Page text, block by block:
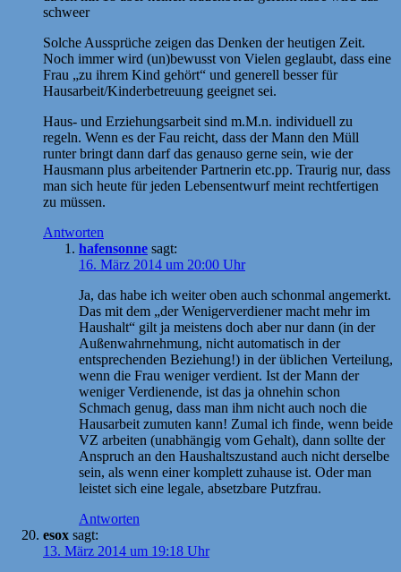
schweer
Solche Aussprüche zeigen das Denken der heutigen Zeit.
Noch immer wird (un)bewusst von Vielen geglaubt, dass eine
Frau „zu ihrem Kind gehört“ und generell besser für
Hausarbeit/Kinderbetreuung geeignet sei.
Haus- und Erziehungsarbeit sind m.M.n. individuell zu
regeln. Wenn es der Fau reicht, dass der Mann den Müll
runter bringt dann darf das genauso gerne sein, wie der
Hausmann plus arbeitender Partnerin etc.pp. Traurig nur, dass
man sich heute für jeden Lebensentwurf meint rechtfertigen
zu müssen.
Antworten
hafensonne sagt:
16. März 2014 um 20:00 Uhr
Ja, das habe ich weiter oben auch schonmal angemerkt.
Das mit dem „der Wenigerverdiener macht mehr im
Haushalt“ gilt ja meistens doch aber nur dann (in der
Außenwahrnehmung, nicht automatisch in der
entsprechenden Beziehung!) in der üblichen Verteilung,
wenn die Frau weniger verdient. Ist der Mann der
weniger Verdienende, ist das ja ohnehin schon
Schmach genug, dass man ihm nicht auch noch die
Hausarbeit zumuten kann! Zumal ich finde, wenn beide
VZ arbeiten (unabhängig vom Gehalt), dann sollte der
Anspruch an den Haushaltszustand auch nicht derselbe
sein, als wenn einer komplett zuhause ist. Oder man
leistet sich eine legale, absetzbare Putzfrau.
Antworten
esox sagt:
13. März 2014 um 19:18 Uhr